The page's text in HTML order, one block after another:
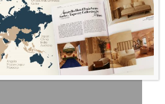
Bimestral
Periodicidade